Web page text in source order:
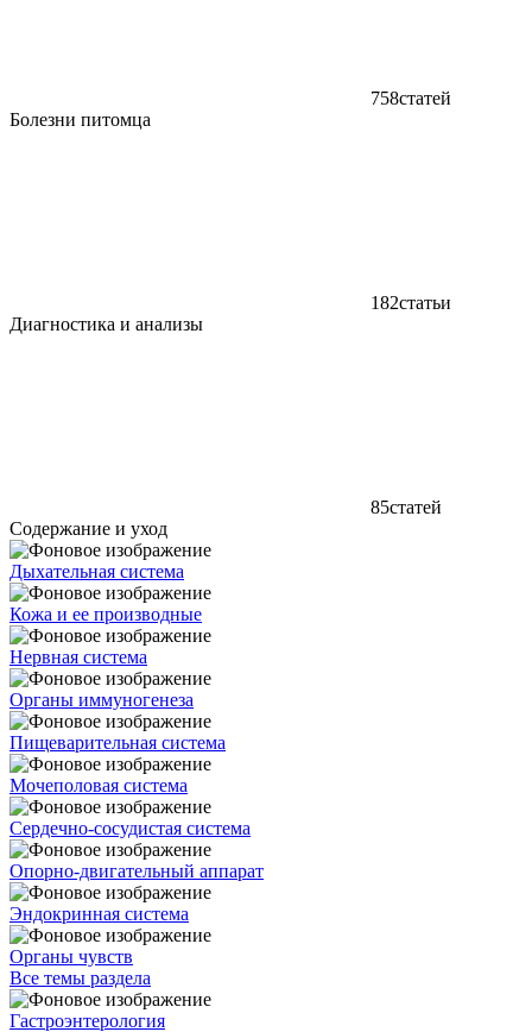
758статей
Болезни питомца
182статьи
Диагностика и анализы
85статей
Содержание и уход
Дыхательная система
Кожа и ее производные
Нервная система
Органы иммуногенеза
Пищеварительная система
Мочеполовая система
Сердечно-сосудистая система
Опорно-двигательный аппарат
Эндокринная система
Органы чувств
Все темы раздела
Гастроэнтерология